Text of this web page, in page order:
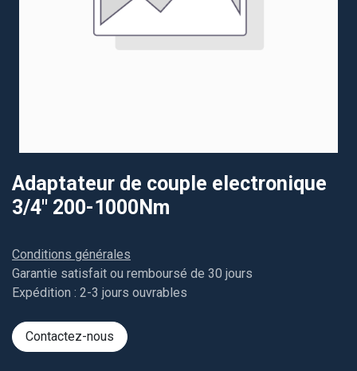
Adaptateur de couple electronique
3/4" 200-1000Nm
Conditions générales
Garantie satisfait ou remboursé de 30 jours
Expédition : 2-3 jours ouvrables
Contactez-nous